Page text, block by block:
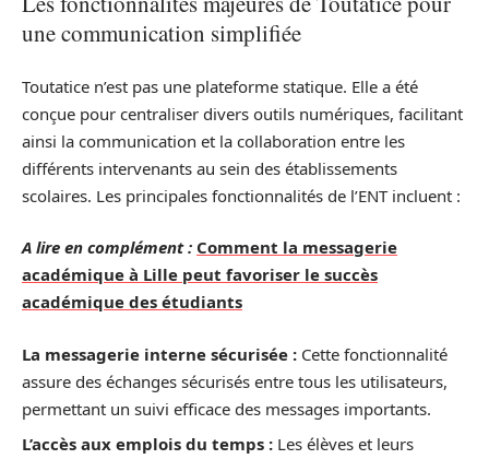
une communication simplifiée
Toutatice n’est pas une plateforme statique. Elle a été
conçue pour centraliser divers outils numériques, facilitant
ainsi la communication et la collaboration entre les
différents intervenants au sein des établissements
scolaires. Les principales fonctionnalités de l’ENT incluent :
A lire en complément : Comment la messagerie
académique à Lille peut favoriser le succès
académique des étudiants
La messagerie interne sécurisée : Cette fonctionnalité
assure des échanges sécurisés entre tous les utilisateurs,
permettant un suivi efficace des messages importants.
L’accès aux emplois du temps : Les élèves et leurs